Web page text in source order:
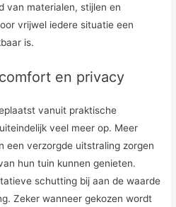
van materialen, stijlen en
vrijwel iedere situatie een
is.
en privacy
vanuit praktische
veel meer op. Meer
een verzorgde uitstraling zorgen
hun tuin kunnen genieten.
schutting bij aan de waarde
Zeker wanneer gekozen wordt